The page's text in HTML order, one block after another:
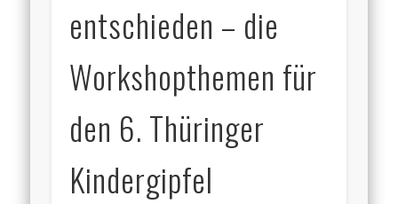
entschieden – die
Workshopthemen für
den 6. Thüringer
Kindergipfel